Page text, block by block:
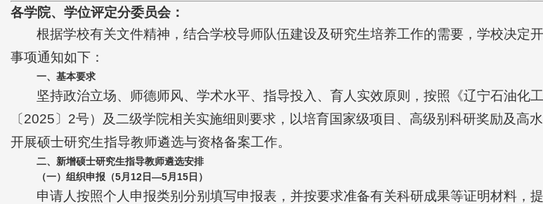
各学院、学位评定分委员会：
根据学校有关文件精神，结合学校导师队伍建设及研究生培养工作的需要，学校决定
事项通知如下：
一、基本要求
坚持政治立场、师德师风、学术水平、指导投入、育人实效原则，按照《辽宁石油化
〔2025〕2号）及二级学院相关实施细则要求，以培育国家级项目、高级别科研奖励及
开展硕士研究生指导教师遴选与资格备案工作。
二、 新增硕士研究生指导教师遴选安排
（一）组织申报 （5月 12日—5月 15日）
申请人按照个人申报类别分别填写申报表，并按要求准备有关科研成果等证明材料，